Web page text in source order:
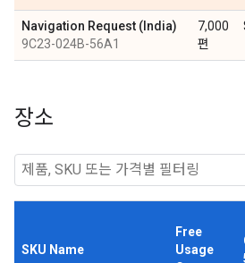
Navigation Request (India)
9C23-024B-56A1
7,000
편
장소
SKU Name
Free
Usage